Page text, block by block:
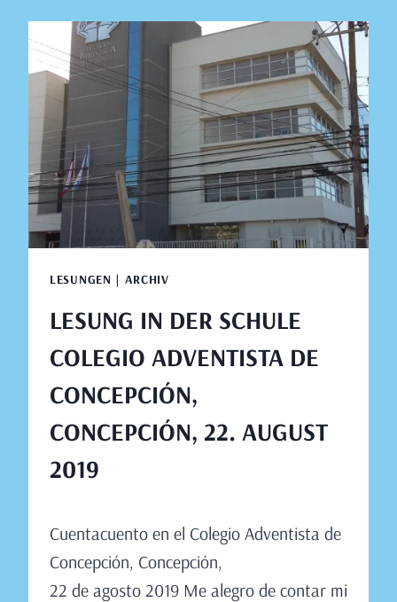
COLEGIO
ADVENTISTA
DE
HUALPÉN,
HUALPÉN,
22.
AUGUST
2019
LESUNGEN | ARCHIV
LESUNG IN DER SCHULE
COLEGIO ADVENTISTA DE
CONCEPCIÓN,
CONCEPCIÓN, 22. AUGUST
2019
Claudia
Engeler
Cuentacuento en el Colegio Adventista de
Concepción, Concepción,
22 de agosto 2019 Me alegro de contar mi